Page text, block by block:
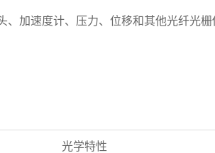
、加速度计、压力、位移和其他光纤光
光学特性